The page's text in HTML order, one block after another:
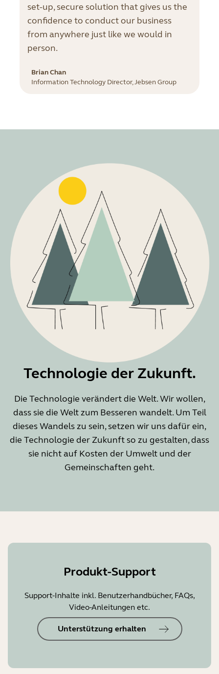
set-up, secure solution that gives us the
confidence to conduct our business
from anywhere just like we would in
person.
Brian Chan
Information Technology Director, Jebsen Group
Technologie der Zukunft.
Die Technologie verändert die Welt. Wir wollen,
dass sie die Welt zum Besseren wandelt. Um Teil
dieses Wandels zu sein, setzen wir uns dafür ein,
die Technologie der Zukunft so zu gestalten, dass
sie nicht auf Kosten der Umwelt und der
Gemeinschaften geht.
Produkt-Support
Support-Inhalte inkl. Benutzerhandbücher, FAQs,
Video-Anleitungen etc.
Unterstützung erhalten